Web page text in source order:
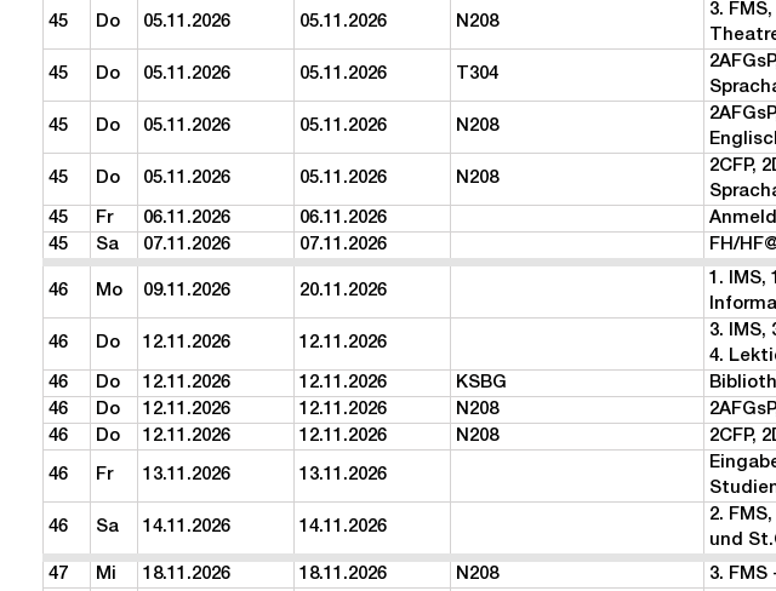
45 Do 05.11.2026 05.11.2026 N208
3.
45 Do 05.11.2026 05.11.2026 T304
45 Do 05.11.2026 05.11.2026 N208
45 Do 05.11.2026 05.11.2026 N208
2CFP,
45 Fr 06.11.2026 06.11.2026
45
Sa 07.11.2026 07.11.2026 FH/
46 Mo 09.11.2026 20.11.2026
1. IMS,
46 Do 12.11.2026 12.11.2026
3. IMS,
4.
46 Do 12.11.2026 12.11.2026 KSBG
46
Do 12.11.2026 12.11.2026 N208
46
Do 12.11.2026 12.11.2026 N208 2CFP,
46 Fr 13.11.2026 13.11.2026
46 Sa 14.11.2026 14.11.2026
2.
und
47 Mi 18.11.2026 18.11.2026 N208 3.